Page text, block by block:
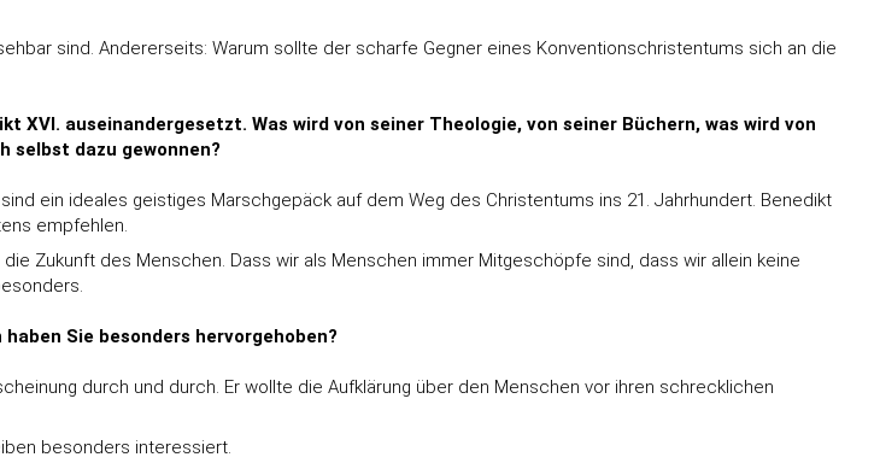
sind. Andererseits: Warum sollte der scharfe Gegner eines Konventionschristentums sich an die
auseinandergesetzt. Was wird von seiner Theologie, von seiner Büchern, was wird von
selbst dazu gewonnen?
ein ideales geistiges Marschgepäck auf dem Weg des Christentums ins 21. Jahrhundert. Benedikt
empfehlen.
Zukunft des Menschen. Dass wir als Menschen immer Mitgeschöpfe sind, dass wir allein keine
Sie besonders hervorgehoben?
durch und durch. Er wollte die Aufklärung über den Menschen vor ihren schrecklichen
besonders interessiert.